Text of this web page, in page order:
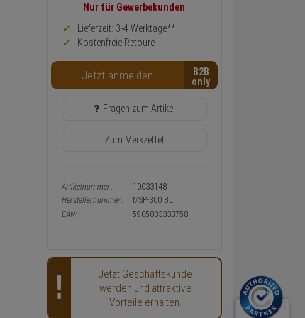
Verfügbakeit
und
Warenkorb-
oder
Konfigurieren-
Button
Nur für Gewerbekunden
Lieferzeit: 3-4 Werktage**
Kostenfreie Retoure
Jetzt anmelden B2B
Fragen zum Artikel
Zum Merkzettel
Artikelnummer:
10033148
Herstellernummer:
MSP-300 BL
EAN:
5905033333758
Jetzt Geschäftskunde
werden und attraktive
Vorteile erhalten.